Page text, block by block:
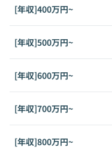
[年収]400万円~
[年収]500万円~
[年収]600万円~
[年収]700万円~
[年収]800万円~